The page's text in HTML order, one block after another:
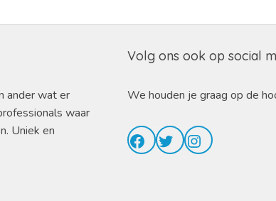
ander wat er
waar
Uniek en
Volg ons ook op social
We houden je graag op de
Facebook
TwitterInstagram